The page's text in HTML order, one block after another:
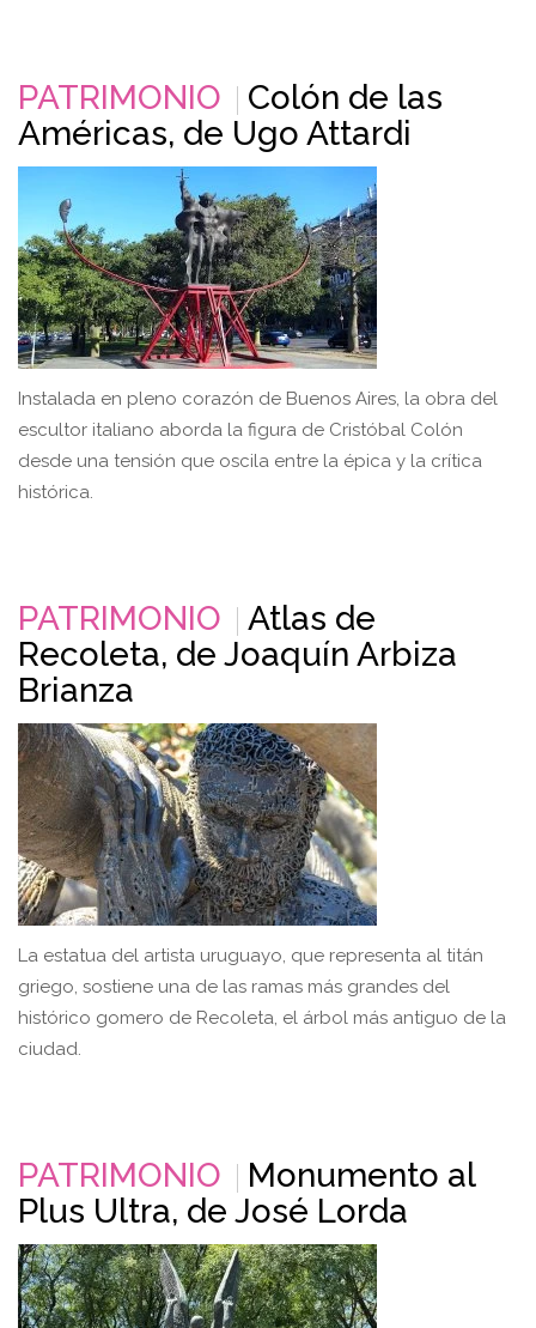
PATRIMONIO
Colón de las
Américas, de Ugo Attardi
Instalada en pleno corazón de Buenos Aires, la obra del
escultor italiano aborda la figura de Cristóbal Colón
desde una tensión que oscila entre la épica y la crítica
histórica.
PATRIMONIO
Atlas de
Recoleta, de Joaquín Arbiza
Brianza
La estatua del artista uruguayo, que representa al titán
griego, sostiene una de las ramas más grandes del
histórico gomero de Recoleta, el árbol más antiguo de la
ciudad.
PATRIMONIO
Monumento al
Plus Ultra, de José Lorda